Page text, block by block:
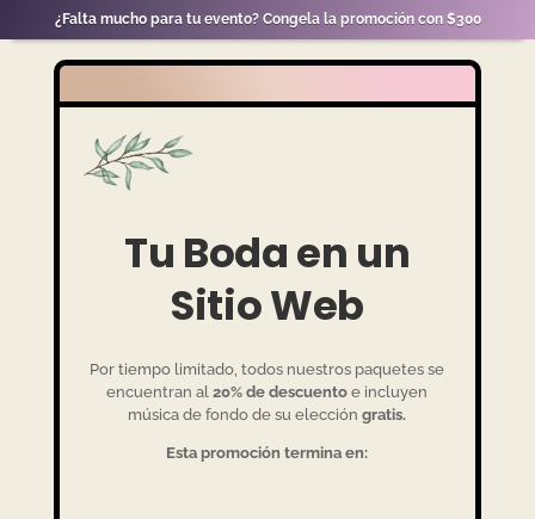
Tu Boda en un
Sitio Web
Por tiempo limitado, todos nuestros paquetes se
encuentran al20% de descuento e incluyen
música de fondo de su eleccióngratis.
Esta promoción termina en:
¿Falta mucho para tu evento? Congela la promoción con $300